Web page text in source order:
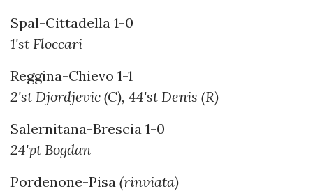
Spal-Cittadella 1-0
1'st Floccari
Reggina-Chievo 1-1
2'st Djordjevic (C), 44'st Denis (R)
Salernitana-Brescia 1-0
24'pt Bogdan
Pordenone-Pisa (rinviata)